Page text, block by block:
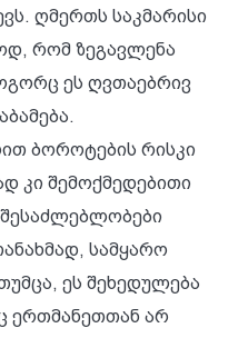
ღმერთს საკმარისი
რომ ზეგავლენა
ეს ღვთაებრივ
ბოროტების რისკი
კი შემოქმედებითი
სამყარო
ეს შეხედულება
ერთმანეთთან არ